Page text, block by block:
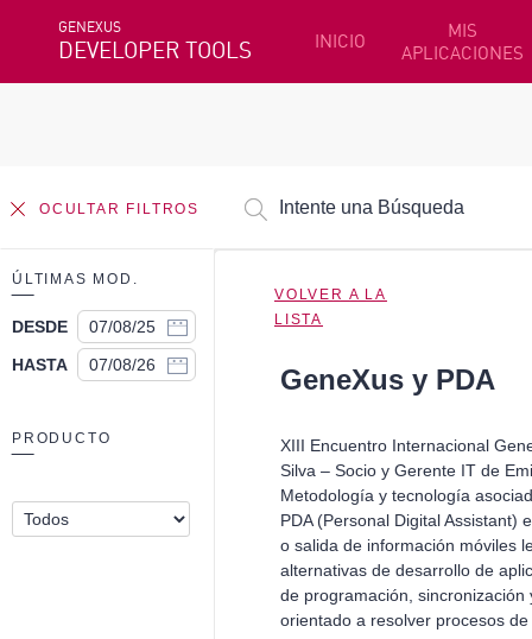
GENEXUS
DEVELOPER TOOLS INICIO
MIS
APLICACIONES